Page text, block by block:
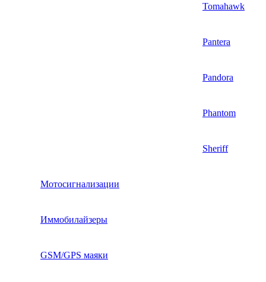
Tomahawk
Pantera
Pandora
Phantom
Sheriff
Мотосигнализации
Иммобилайзеры
GSM/GPS маяки